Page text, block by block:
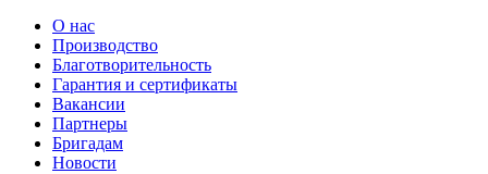
О нас
Производство
Благотворительность
Гарантия и сертификаты
Вакансии
Партнеры
Бригадам
Новости